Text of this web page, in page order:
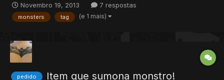
hunt adiciono eles normalmente lá no map eles ficam
aparecendo e quando vou atualizar e entro no servidor eles
Novembro 19, 2013 7 respostas
monsters tag (e 1 mais)
pedido Item que sumona monstro!